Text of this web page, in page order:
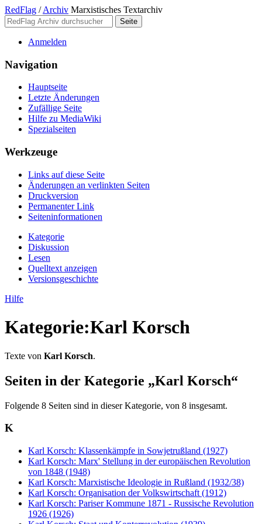
RedFlag / Archiv Marxistisches Textarchiv
Anmelden
Navigation
Hauptseite
Letzte Änderungen
Zufällige Seite
Hilfe zu MediaWiki
Spezialseiten
Werkzeuge
Links auf diese Seite
Änderungen an verlinkten Seiten
Druckversion
Permanenter Link
Seiten­­informationen
Kategorie
Diskussion
Lesen
Quelltext anzeigen
Versionsgeschichte
Hilfe
Kategorie:Karl Korsch
Texte von Karl Korsch.
Seiten in der Kategorie „Karl Korsch“
Folgende 8 Seiten sind in dieser Kategorie, von 8 insgesamt.
K
Karl Korsch: Klassenkämpfe in Sowjetrußland (1927)
Karl Korsch: Marx' Stellung in der europäischen Revolution
von 1848 (1948)
Karl Korsch: Marxistische Ideologie in Rußland (1932/38)
Karl Korsch: Organisation der Volkswirtschaft (1912)
Karl Korsch: Pariser Kommune 1871 - Russische Revolution
1926 (1926)